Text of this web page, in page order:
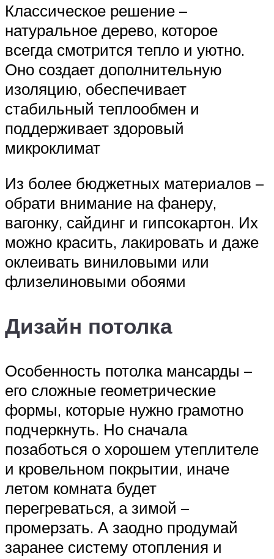
Классическое решение –
натуральное дерево, которое
всегда смотрится тепло и уютно.
Оно создает дополнительную
изоляцию, обеспечивает
стабильный теплообмен и
поддерживает здоровый
микроклимат
Из более бюджетных материалов –
обрати внимание на фанеру,
вагонку, сайдинг и гипсокартон. Их
можно красить, лакировать и даже
оклеивать виниловыми или
флизелиновыми обоями
Дизайн потолка
Особенность потолка мансарды –
его сложные геометрические
формы, которые нужно грамотно
подчеркнуть. Но сначала
позаботься о хорошем утеплителе
и кровельном покрытии, иначе
летом комната будет
перегреваться, а зимой –
промерзать. А заодно продумай
заранее систему отопления и